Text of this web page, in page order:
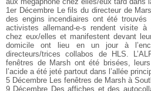
1er Décembre Le fils du directeur de
des engins incendiaires ont été
activistes allemand-e-s rendent visite
chez eux/elles et manifestent devant
domicile ont lieu en un jour à
directeurs/trices collabos de HLS.
fenêtres de Marsh ont été brisées,
l’acide a été jeté partout dans l’allée
5 Décembre Les fenêtres de Marsh à
9 Décembre Des affiches et des